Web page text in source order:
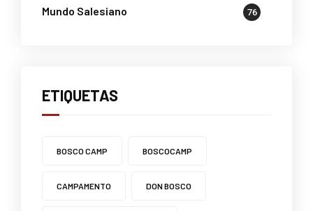
Mundo Salesiano 76
ETIQUETAS
BOSCO CAMP BOSCOCAMP
CAMPAMENTO DON BOSCO